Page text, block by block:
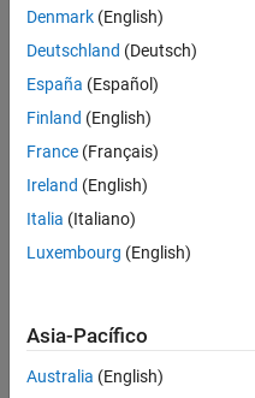
No se
han
traducido
todos
los
empleos.
Busque
por
ubicación
todos
empleos
Denmark (English)
Deutschland (Deutsch)
España (Español)
Finland (English)
France (Français)
Ireland (English)
Italia (Italiano)
Luxembourg (English)
Asia-Pacífico
Australia (English)